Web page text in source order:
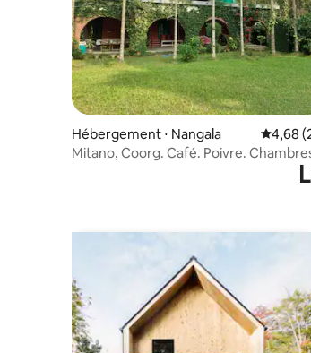
Hébergement ⋅ Nangala
4,68
Mitano, Coorg. Café. Poivre.